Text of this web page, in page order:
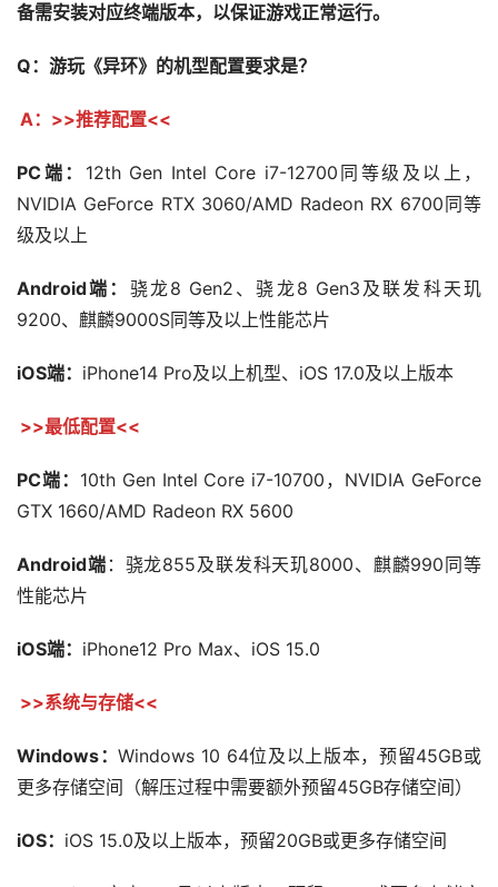
备需安装对应终端版本，以保证游戏正常运行。
Q：游玩《异环》的机型配置要求是？
A：>>推荐配置<<
PC端： 12th Gen Intel Core i7-12700同等级及以上，
NVIDIA GeForce RTX 3060/AMD Radeon RX 6700同等
级及以上
Android端： 骁龙8 Gen2、骁龙8 Gen3及联发科天玑
9200、麒麟9000S同等及以上性能芯片
iOS端： iPhone14 Pro及以上机型、iOS 17.0及以上版本
>>最低配置<<
PC端： 10th Gen Intel Core i7-10700，NVIDIA GeForce
GTX 1660/AMD Radeon RX 5600
Android端 ：骁龙855及联发科天玑8000、麒麟990同等
性能芯片
iOS端： iPhone12 Pro Max、iOS 15.0
>>系统与存储<<
Windows：Windows 10 64位及以上版本，预留45GB或
更多存储空间（解压过程中需要额外预留45GB存储空间）
iOS： iOS 15.0及以上版本，预留20GB或更多存储空间